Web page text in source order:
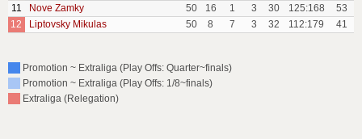
11
Nove Zamky 50 16 1 3 30 125:168
53
12
Liptovsky Mikulas 50 8 7 3 32 112:179 41
Promotion ~ Extraliga (Play Offs: Quarter~finals)
Promotion ~ Extraliga (Play Offs: 1/8~finals)
Extraliga (Relegation)